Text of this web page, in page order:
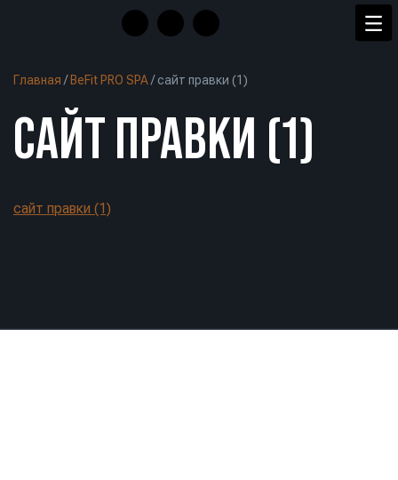
Главная / BeFit PRO SPA/сайт правки (1)
САЙТ ПРАВКИ (1)
сайт правки (1)